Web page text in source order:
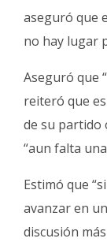
aseguró que
no hay lugar
Aseguró que
reiteró que
de su partido
“aun falta
Estimó que
avanzar en
discusión